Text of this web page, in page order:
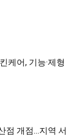
케어, 기능·제형
점 개점…지역 서